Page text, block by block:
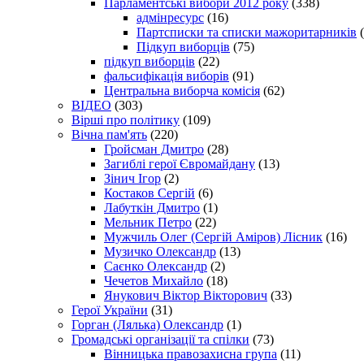
адмінресурс (16)
Партсписки та списки мажоритарників
Підкуп виборців (75)
підкуп виборців (22)
фальсифікація виборів (91)
Центральна виборча комісія (62)
ВІДЕО (303)
Вірші про політику (109)
Вічна пам'ять (220)
Гройсман Дмитро (28)
Загиблі герої Євромайдану (13)
Зінич Ігор (2)
Костаков Сергій (6)
Лабуткін Дмитро (1)
Мельник Петро (22)
Мужчиль Олег (Сергій Аміров) Лісник (16)
Музичко Олександр (13)
Саєнко Олександр (2)
Чечетов Михайло (18)
Янукович Віктор Вікторович (33)
Герої України (31)
Горган (Лялька) Олександр (1)
Громадські організації та спілки (73)
Вінницька правозахисна група (11)